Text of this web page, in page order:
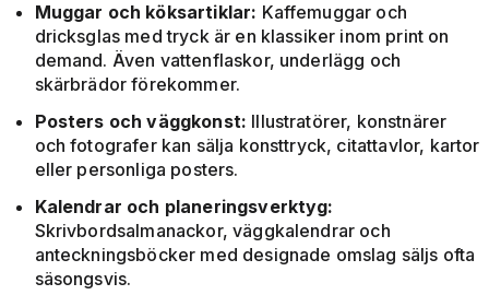
Muggar och köksartiklar: Kaffemuggar och
dricksglas med tryck är en klassiker inom print on
demand. Även vattenflaskor, underlägg och
skärbrädor förekommer.
Posters och väggkonst: Illustratörer, konstnärer
och fotografer kan sälja konsttryck, citattavlor, kartor
eller personliga posters.
Kalendrar och planeringsverktyg:
Skrivbordsalmanackor, väggkalendrar och
anteckningsböcker med designade omslag säljs ofta
säsongsvis.